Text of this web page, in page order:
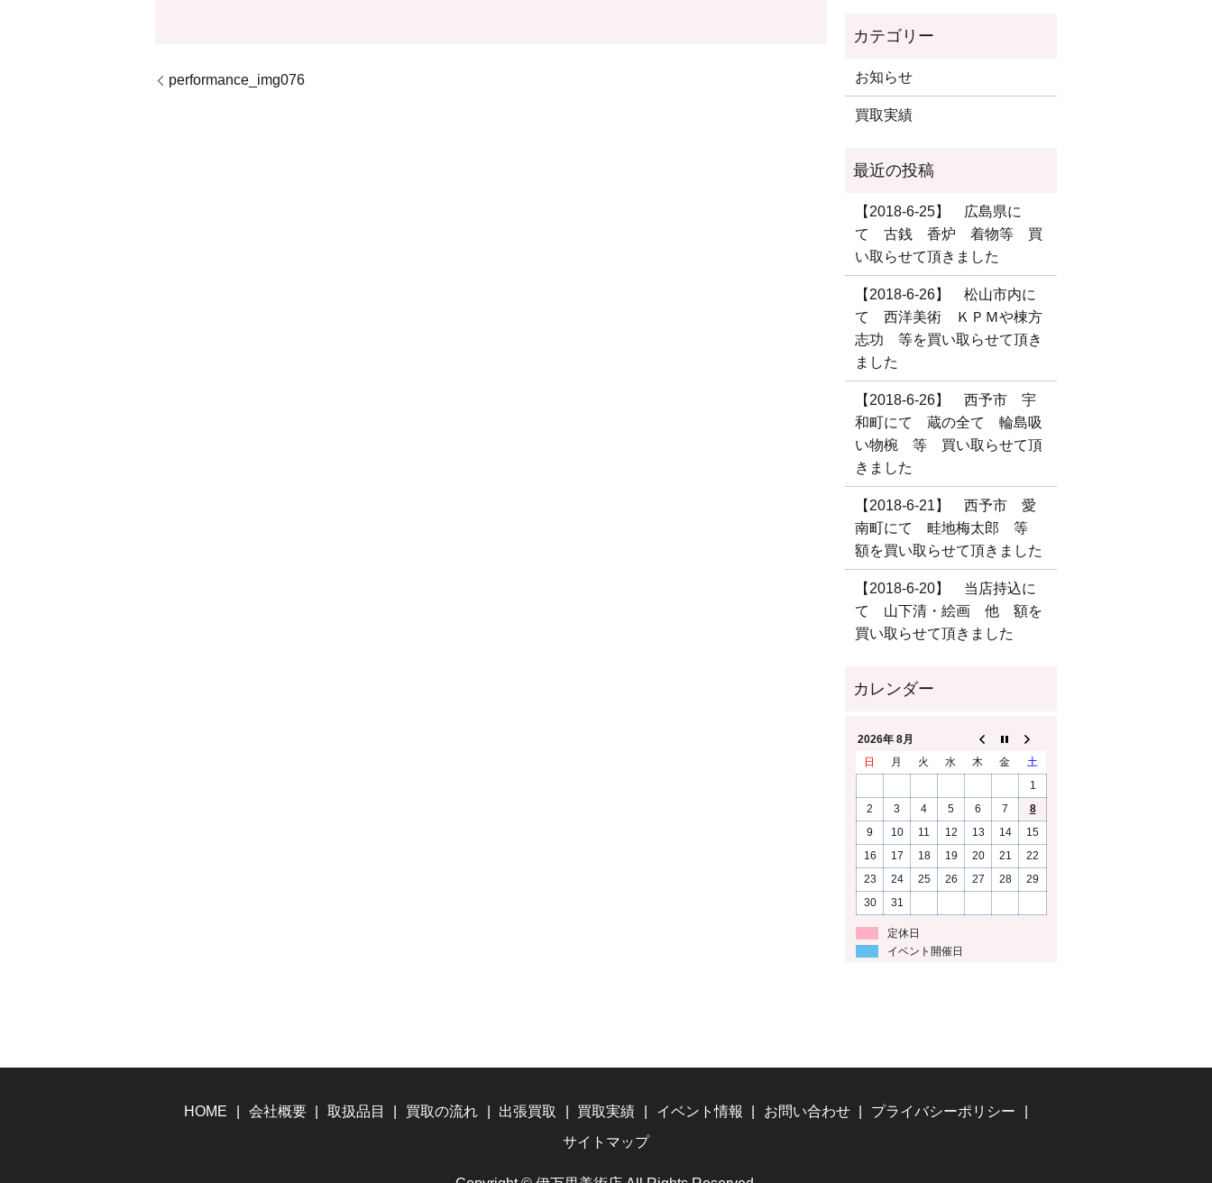
performance_img076 お知らせ
買取実績
【2018-6-25】 広島県に
て 古銭 香炉 着物等 買
い取らせて頂きました
【2018-6-26】 松山市内に
て 西洋美術 ＫＰＭや棟方
志功 等を買い取らせて頂き
ました
【2018-6-26】 西予市 宇
和町にて 蔵の全て 輪島吸
い物椀 等 買い取らせて頂
きました
【2018-6-21】 西予市 愛
南町にて 畦地梅太郎 等
額を買い取らせて頂きました
【2018-6-20】 当店持込に
て 山下清・絵画 他 額を
買い取らせて頂きました
2026年 8月
日
月 火 水 木 金
土
1
2
3 4 5 6 7
8
9
10 11 12 13 14
15
16
17 18 19 20 21
22
23
24 25 26 27 28
29
30
31
定休日
イベント開催日
HOME 会社概要 取扱品目 買取の流れ 出張買取 買取実績 イベント情報 お問い合わせ
プライバシーポリシー
サイトマップ